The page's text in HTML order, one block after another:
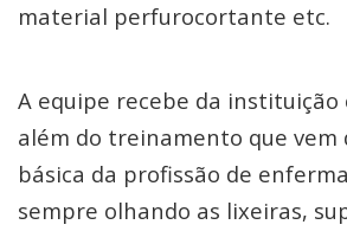
material perfurocortante etc.
A equipe recebe da instituição
além do treinamento que vem
básica da profissão de
sempre olhando as lixeiras,